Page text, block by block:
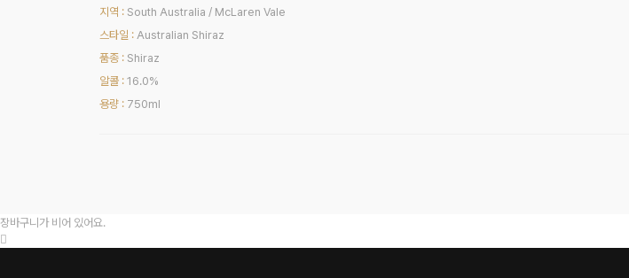
지역 : South Australia / McLaren Vale
스타일 : Australian Shiraz
품종 : Shiraz
알콜 : 16.0%
용량 : 750ml
장바구니가 비어 있어요.